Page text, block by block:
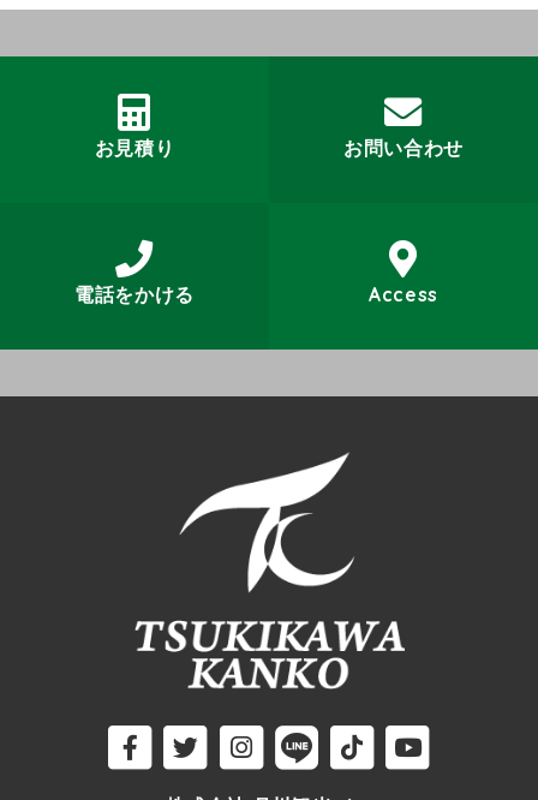
お見積り お問い合わせ
電話をかける Access